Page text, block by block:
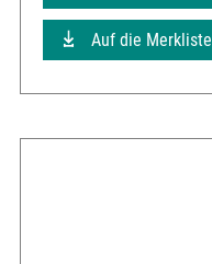
Auf die Merkliste